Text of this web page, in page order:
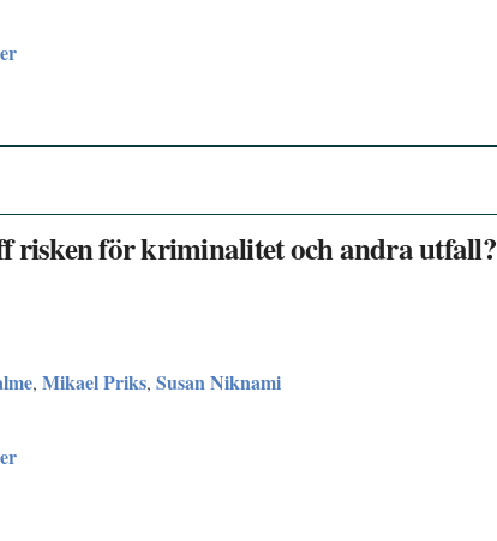
risken för kriminalitet och andra utfall?
, Mikael Priks, Susan Niknami